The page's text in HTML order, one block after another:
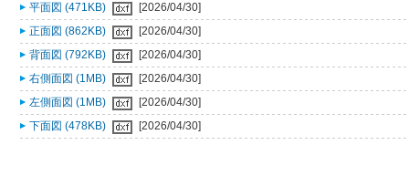
平面図 (471KB)
[2026/04/30]
正面図 (862KB)
[2026/04/30]
背面図 (792KB)
[2026/04/30]
右側面図 (1MB)
[2026/04/30]
左側面図 (1MB)
[2026/04/30]
下面図 (478KB)
[2026/04/30]